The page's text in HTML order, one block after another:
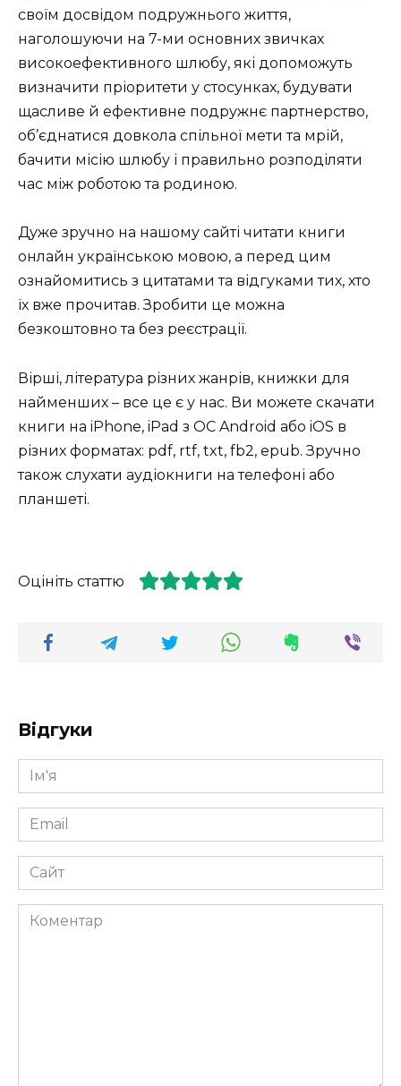
своїм досвідом подружнього життя,
наголошуючи на 7-ми основних звичках
високоефективного шлюбу, які допоможуть
визначити пріоритети у стосунках, будувати
щасливе й ефективне подружнє партнерство,
об’єднатися довкола спільної мети та мрій,
бачити місію шлюбу і правильно розподіляти
час між роботою та родиною.
Дуже зручно на нашому сайті читати книги
онлайн українською мовою, а перед цим
ознайомитись з цитатами та відгуками тих, хто
їх вже прочитав. Зробити це можна
безкоштовно та без реєстрації.
Вірші, література різних жанрів, книжки для
найменших – все це є у нас. Ви можете скачати
книги на iPhone, iPad з ОС Android або iOS в
різних форматах: pdf, rtf, txt, fb2, epub. Зручно
також слухати аудіокниги на телефоні або
планшеті.
Оцініть статтю
Відгуки
Ім'я
*
Email
*
Сайт
Коментар